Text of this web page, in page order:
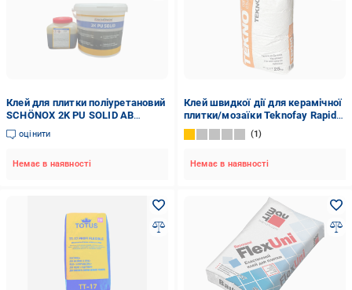
Клей для плитки поліуретановий
SCHÖNOX 2K PU SOLID AB
(581109)
оцінити
Немає в наявності
Клей швидкої дії для керамічної
плитки/мозаїки Teknofay Rapid
C1FT посилений 25 кг Сірий
1
Немає в наявності